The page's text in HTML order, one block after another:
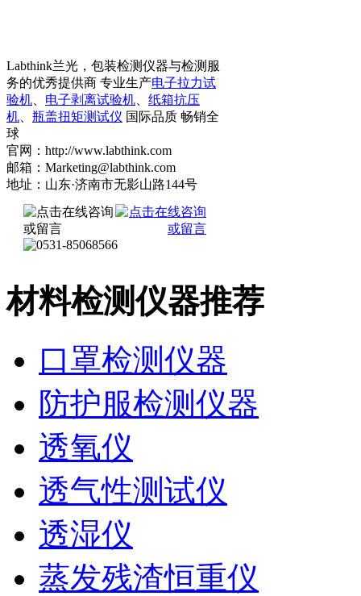
Labthink兰光，包装检测仪器与检测服
务的优秀提供商 专业生产电子拉力试
验机
电子剥离试验机
纸箱抗压
机
瓶盖扭矩测试仪 国际品质 畅销全
球
官网：http://www.labthink.com
邮箱：Marketing@labthink.com
地址：山东·济南市无影山路144号
材料检测仪器推荐
口罩检测仪器
防护服检测仪器
透氧仪
透气性测试仪
透湿仪
蒸发残渣恒重仪